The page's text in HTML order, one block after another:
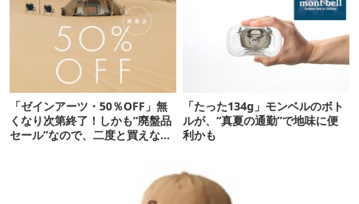
「ゼインアーツ・50％OFF」無
くなり次第終了！しかも“廃盤品
セール”なので、二度と買えない
「たった134g」モンベルのボト
ルが、“真夏の通勤”で地味に便
利かも